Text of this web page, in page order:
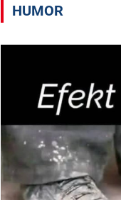
HUMOR